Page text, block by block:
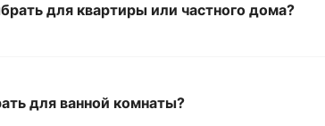
для квартиры или частного дома?
для ванной комнаты?